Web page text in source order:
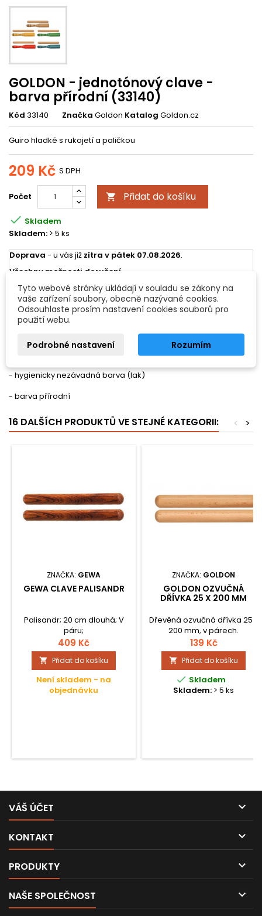
GOLDON - jednotónový clave -
barva přírodní (33140)
Kód 33140 Značka Goldon Katalog Goldon.cz
Guiro hladké s rukojetí a paličkou
209 Kč S DPH
Počet  Přidat do košíku
 Skladem
Skladem: > 5 ks
Doprava - u vás již zítra v pátek 07.08.2026.
Všechny možnosti doručení
POPIS DETAILY PRODUKTU
- jednotónový clave vyrobený z bukového dřeva
- hygienicky nezávadná barva (lak)
- barva přírodní
16 DALŠÍCH PRODUKTŮ VE STEJNÉ KATEGORII: >
<
ZNAČKA: GEWA
GEWA CLAVE PALISANDR
Palisandr; 20 cm dlouhá; V
páru;
409 Kč
 Přidat do košíku
Není skladem - na
objednávku
ZNAČKA: GOLDON
GOLDON OZVUČNÁ
DŘÍVKA 25 X 200 MM
Dřevěná ozvučná dřívka 25 x
200 mm, v párech.
139 Kč
 Přidat do košíku
 Skladem
Skladem: > 5 ks
VÁŠ ÚČET 
KONTAKT 
PRODUKTY 
NAŠE SPOLEČNOST 
Tyto webové stránky ukládají v souladu se zákony na
vaše zařízení soubory, obecně nazývané cookies.
Odsouhlaste prosím nastavení cookies souborů pro
použití webu.
Podrobné nastavení Rozumím